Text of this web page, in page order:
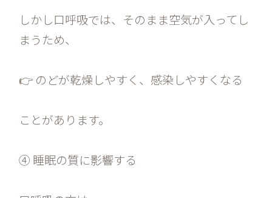
しかし口呼吸では、そのまま空気が入ってし
まうため、
👉 のどが乾燥しやすく、感染しやすくなる
ことがあります。
④ 睡眠の質に影響する